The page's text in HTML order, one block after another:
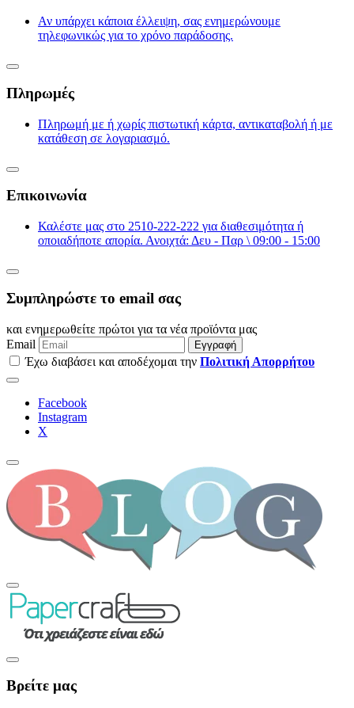
Αν υπάρχει κάποια έλλειψη, σας ενημερώνουμε
τηλεφωνικώς για το χρόνο παράδοσης.
Πληρωμές
Πληρωμή με ή χωρίς πιστωτική κάρτα, αντικαταβολή ή με
κατάθεση σε λογαριασμό.
Επικοινωνία
Καλέστε μας στο 2510-222-222 για διαθεσιμότητα ή
οποιαδήποτε απορία. Ανοιχτά: Δευ - Παρ \ 09:00 - 15:00
Συμπληρώστε το email σας
και ενημερωθείτε πρώτοι για τα νέα προϊόντα μας
Email
Εγγραφή
Έχω διαβάσει και αποδέχομαι την Πολιτική Απορρήτου
Facebook
Instagram
Χ
Βρείτε μας